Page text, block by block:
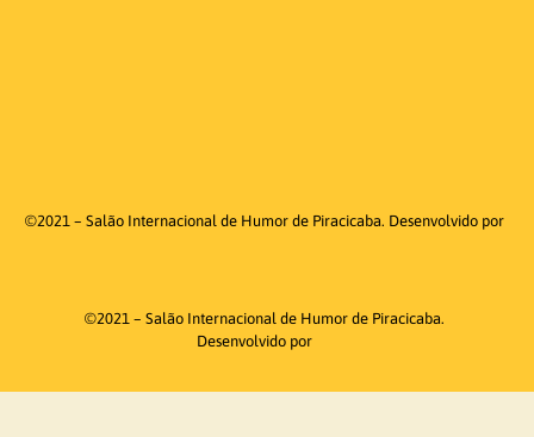
©2021 – Salão Internacional de Humor de Piracicaba. Desenvolvido por
©2021 – Salão Internacional de Humor de Piracicaba.
Desenvolvido por